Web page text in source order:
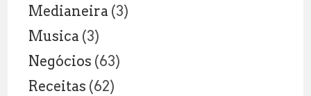
Medianeira (3)
Musica (3)
Negócios (63)
Receitas (62)